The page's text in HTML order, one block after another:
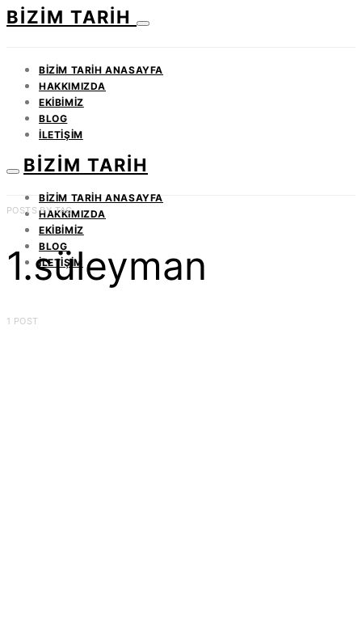
BIZIM TARIH
BIZIM TARIH ANASAYFA
HAKKIMIZDA
EKIBIMIZ
BLOG
İLETIŞIM
BIZIM TARIH
BIZIM TARIH ANASAYFA
HAKKIMIZDA
EKIBIMIZ
BLOG
İLETIŞIM
POSTS BY TAG
1.süleyman
1 POST